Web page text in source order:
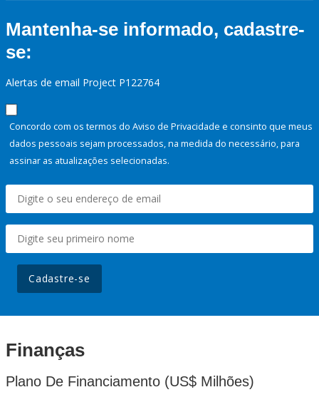
Mantenha-se informado, cadastre-
se:
Alertas de email Project P122764
Concordo com os termos do Aviso de Privacidade e consinto que meus
dados pessoais sejam processados, na medida do necessário, para
assinar as atualizações selecionadas.
Cadastre-se
Finanças
Plano De Financiamento (US$ Milhões)